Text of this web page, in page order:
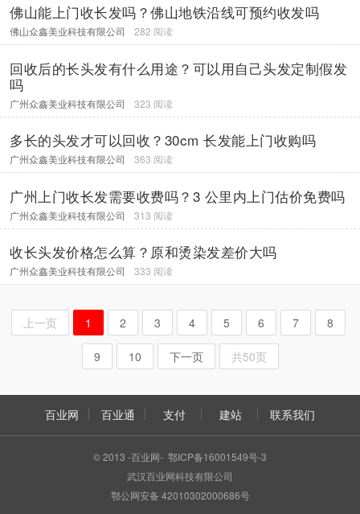
佛山能上门收长发吗？佛山地铁沿线可预约收发吗
佛山众鑫美业科技有限公司 282 阅读
回收后的长头发有什么用途？可以用自己头发定制假发
吗
广州众鑫美业科技有限公司 323 阅读
多长的头发才可以回收？30cm 长发能上门收购吗
广州众鑫美业科技有限公司 363 阅读
广州上门收长发需要收费吗？3 公里内上门估价免费吗
广州众鑫美业科技有限公司 313 阅读
收长头发价格怎么算？原和烫染发差价大吗
广州众鑫美业科技有限公司 333 阅读
上一页 1 2 3 4 5 6 7 8
9 10 下一页 共50页
百业网 百业通 支付 建站 联系我们
© 2013 -百业网- 鄂ICP备16001549号-3
武汉百业网科技有限公司
鄂公网安备 42010302000686号